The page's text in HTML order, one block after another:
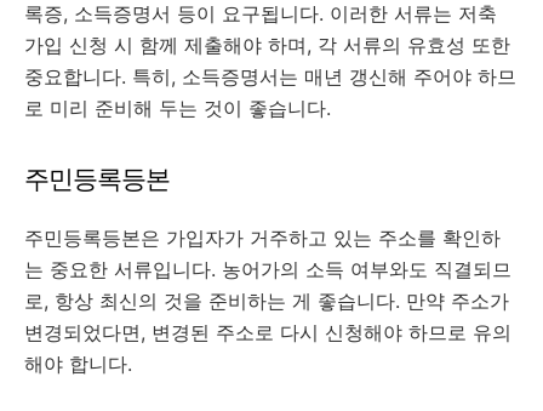
록증, 소득증명서 등이 요구됩니다. 이러한 서류는 저축
가입 신청 시 함께 제출해야 하며, 각 서류의 유효성 또한
중요합니다. 특히, 소득증명서는 매년 갱신해 주어야 하므
로 미리 준비해 두는 것이 좋습니다.
주민등록등본
주민등록등본은 가입자가 거주하고 있는 주소를 확인하
는 중요한 서류입니다. 농어가의 소득 여부와도 직결되므
로, 항상 최신의 것을 준비하는 게 좋습니다. 만약 주소가
변경되었다면, 변경된 주소로 다시 신청해야 하므로 유의
해야 합니다.